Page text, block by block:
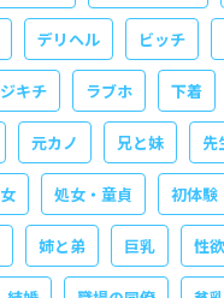
デリヘル ビッチ
キチ ラブホ 下着
元カノ 兄と妹 先
処女・童貞 初体験
姉と弟 巨乳 性